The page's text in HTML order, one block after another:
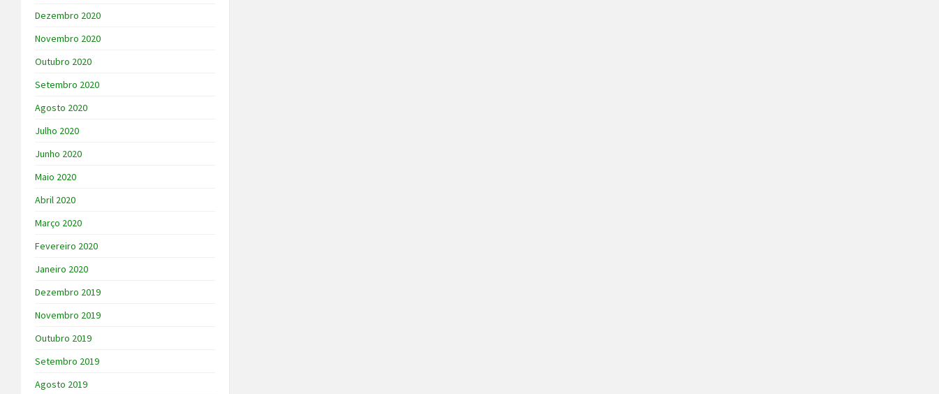
Dezembro 2020
Novembro 2020
Outubro 2020
Setembro 2020
Agosto 2020
Julho 2020
Junho 2020
Maio 2020
Abril 2020
Março 2020
Fevereiro 2020
Janeiro 2020
Dezembro 2019
Novembro 2019
Outubro 2019
Setembro 2019
Agosto 2019